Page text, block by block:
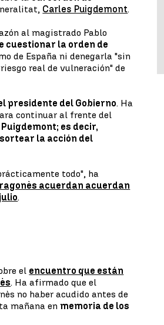
Carles Puigdemont.
al magistrado Pablo
cuestionar la orden de
de España ni denegarla "sin
real de vulneración" de
presidente del Gobierno. Ha
continuar al frente del
es decir,
sortear la acción del
todo", ha
acuerdan acuerdan
.
el encuentro que están
. Ha afirmado que el
no haber acudido antes de
mañana en memoria de los